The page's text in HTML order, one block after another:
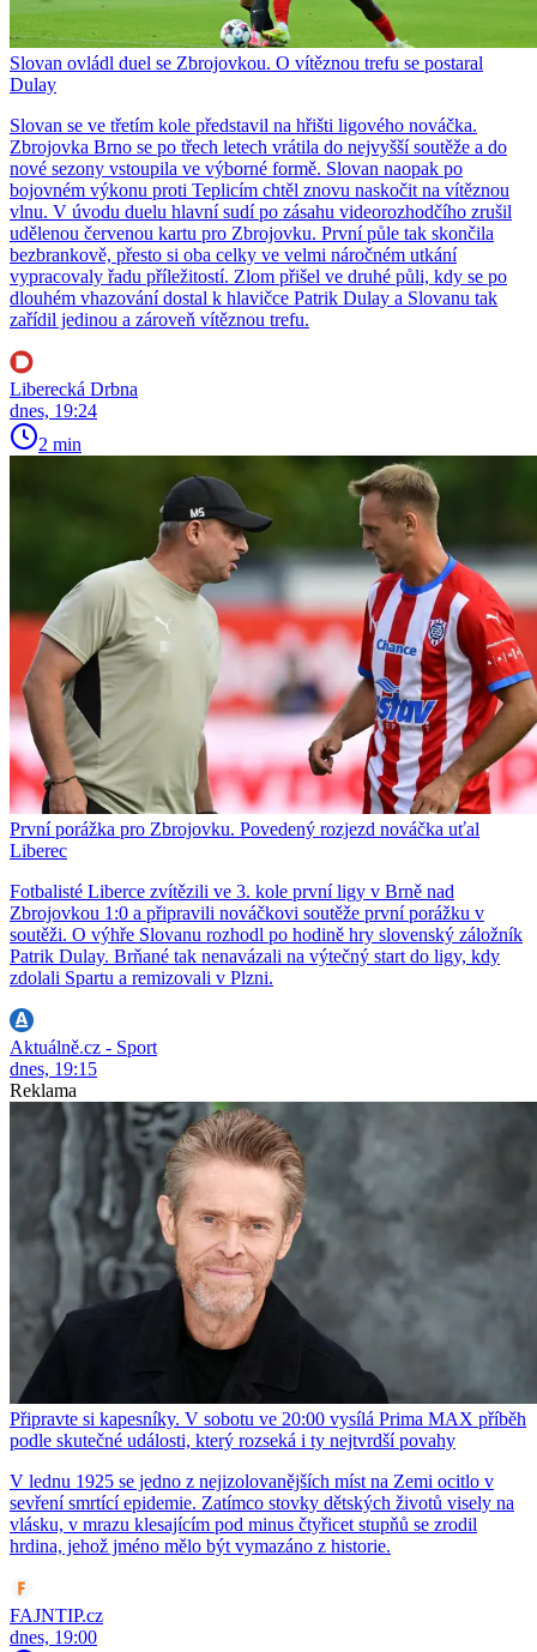
Slovan ovládl duel se Zbrojovkou. O vítěznou trefu se postaral
Dulay
Slovan se ve třetím kole představil na hřišti ligového nováčka.
Zbrojovka Brno se po třech letech vrátila do nejvyšší soutěže a do
nové sezony vstoupila ve výborné formě. Slovan naopak po
bojovném výkonu proti Teplicím chtěl znovu naskočit na vítěznou
vlnu. V úvodu duelu hlavní sudí po zásahu videorozhodčího zrušil
udělenou červenou kartu pro Zbrojovku. První půle tak skončila
bezbrankově, přesto si oba celky ve velmi náročném utkání
vypracovaly řadu příležitostí. Zlom přišel ve druhé půli, kdy se po
dlouhém vhazování dostal k hlavičce Patrik Dulay a Slovanu tak
zařídil jedinou a zároveň vítěznou trefu.
Liberecká Drbna
dnes, 19:24
2 min
První porážka pro Zbrojovku. Povedený rozjezd nováčka uťal
Liberec
Fotbalisté Liberce zvítězili ve 3. kole první ligy v Brně nad
Zbrojovkou 1:0 a připravili nováčkovi soutěže první porážku v
soutěži. O výhře Slovanu rozhodl po hodině hry slovenský záložník
Patrik Dulay. Brňané tak nenavázali na výtečný start do ligy, kdy
zdolali Spartu a remizovali v Plzni.
Aktuálně.cz - Sport
dnes, 19:15
Reklama
Připravte si kapesníky. V sobotu ve 20:00 vysílá Prima MAX příběh
podle skutečné události, který rozseká i ty nejtvrdší povahy
V lednu 1925 se jedno z nejizolovanějších míst na Zemi ocitlo v
sevření smrtící epidemie. Zatímco stovky dětských životů visely na
vlásku, v mrazu klesajícím pod minus čtyřicet stupňů se zrodil
hrdina, jehož jméno mělo být vymazáno z historie.
FAJNTIP.cz
dnes, 19:00